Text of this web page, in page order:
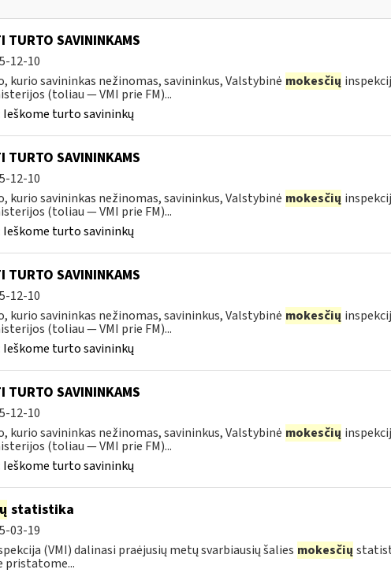
TURTO SAVININKAMS
12-10
savininkas nežinomas, savininkus, Valstybinė mokesčių
(toliau — VMI prie FM)...
Ieškome turto savininkų
TURTO SAVININKAMS
12-10
savininkas nežinomas, savininkus, Valstybinė mokesčių
(toliau — VMI prie FM)...
Ieškome turto savininkų
TURTO SAVININKAMS
12-10
savininkas nežinomas, savininkus, Valstybinė mokesčių
(toliau — VMI prie FM)...
Ieškome turto savininkų
TURTO SAVININKAMS
12-10
savininkas nežinomas, savininkus, Valstybinė mokesčių
(toliau — VMI prie FM)...
Ieškome turto savininkų
statistika
03-19
(VMI) dalinasi praėjusių metų svarbiausių šalies mokesčių
pristatome...